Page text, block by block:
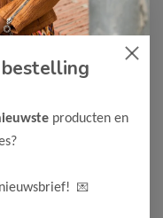
producten en
💌